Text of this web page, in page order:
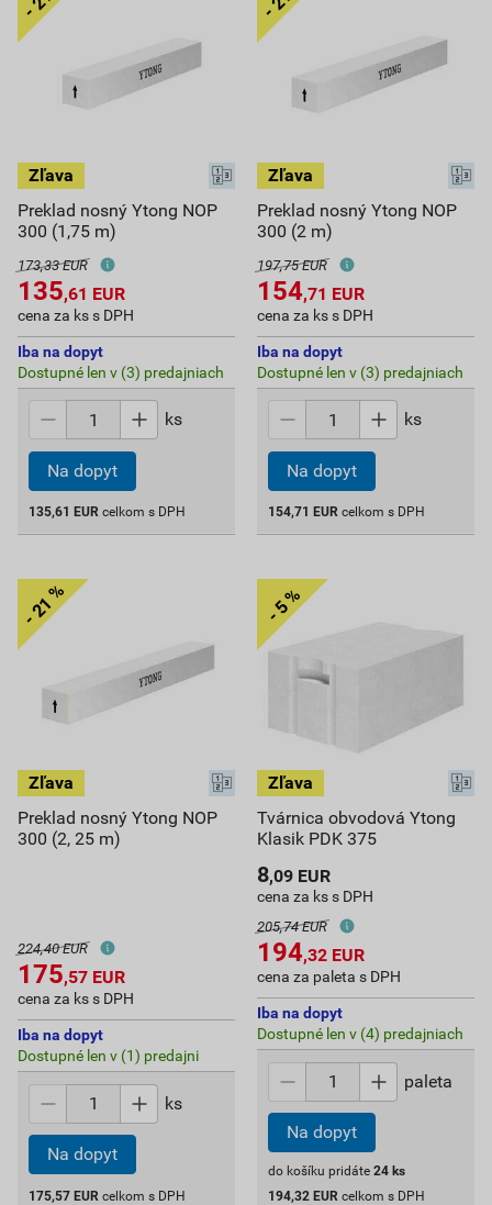
Preklad nosný Ytong NOP
300 (1,75 m)
173,33 EUR
135,61 EUR
cena za ks s DPH
Iba na dopyt
Dostupné len v (3) predajniach
ks
Na dopyt
135,61 EUR celkom s DPH
Preklad nosný Ytong NOP
300 (2 m)
197,75 EUR
154,71 EUR
cena za ks s DPH
Iba na dopyt
Dostupné len v (3) predajniach
ks
Na dopyt
154,71 EUR celkom s DPH
Preklad nosný Ytong NOP
300 (2, 25 m)
224,40 EUR
175,57 EUR
cena za ks s DPH
Iba na dopyt
Dostupné len v (1) predajni
ks
Na dopyt
175,57 EUR celkom s DPH
Tvárnica obvodová Ytong
Klasik PDK 375
8,09 EUR
cena za ks s DPH
205,74 EUR
194,32 EUR
cena za paleta s DPH
Iba na dopyt
Dostupné len v (4) predajniach
paleta
Na dopyt
do košíku pridáte 24 ks
194,32 EUR celkom s DPH